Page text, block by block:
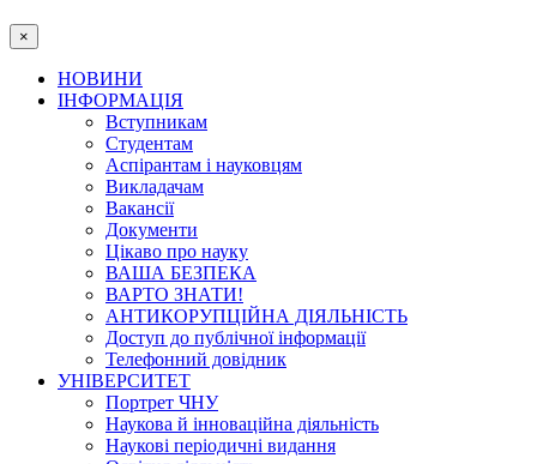
×
НОВИНИ
ІНФОРМАЦІЯ
Вступникам
Студентам
Аспірантам і науковцям
Викладачам
Вакансії
Документи
Цікаво про науку
ВАША БЕЗПЕКА
ВАРТО ЗНАТИ!
АНТИКОРУПЦІЙНА ДІЯЛЬНІСТЬ
Доступ до публічної інформації
Телефонний довідник
УНІВЕРСИТЕТ
Портрет ЧНУ
Наукова й інноваційна діяльність
Наукові періодичні видання